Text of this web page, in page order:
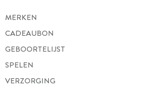
MERKEN
CADEAUBON
GEBOORTELIJST
SPELEN
VERZORGING